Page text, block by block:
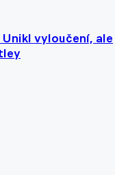
vyloučení, ale